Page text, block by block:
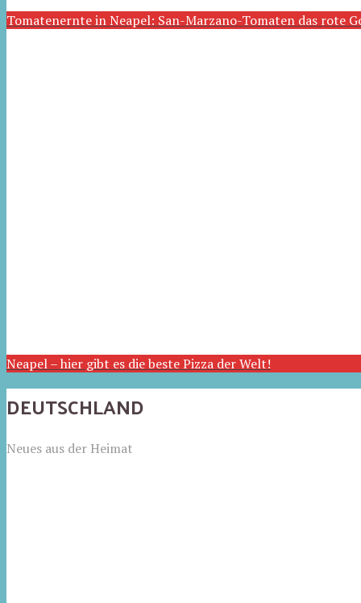
Tomatenernte in Neapel: San-Marzano-Tomaten das rote
Neapel – hier gibt es die beste Pizza der Welt!
DEUTSCHLAND
Neues aus der Heimat